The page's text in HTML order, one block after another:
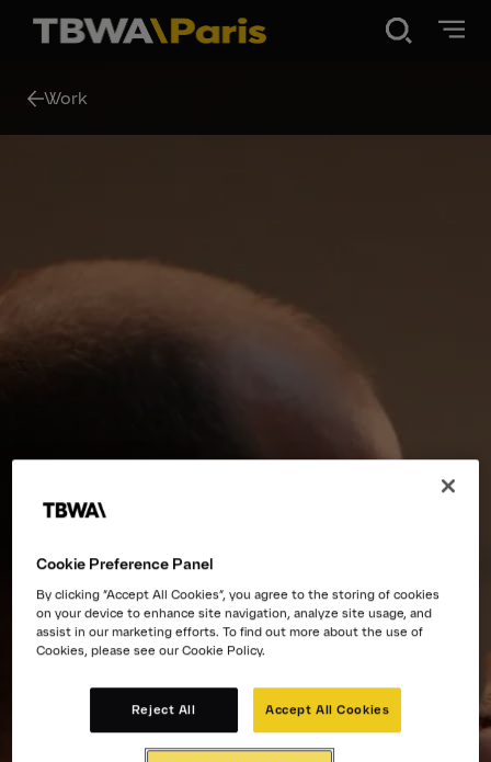
About Us
Contact
Work
Cookie Preference Panel
By clicking “Accept All Cookies”, you agree to the storing of cookies
on your device to enhance site navigation, analyze site usage, and
assist in our marketing efforts. To find out more about the use of
Cookies, please see our Cookie Policy.
Reject All Accept All Cookies